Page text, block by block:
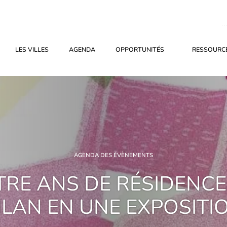
LES VILLES AGENDA OPPORTUNITÉS
AGENDA DES ÉVÈNEMENTS
ANS DE
EN UNE